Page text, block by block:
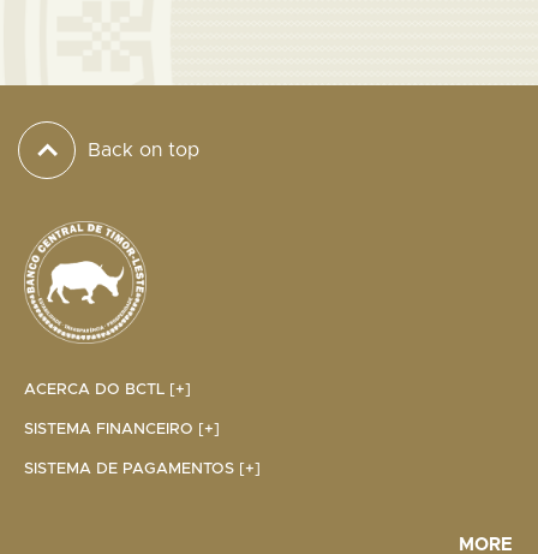
Back on top
ACERCA DO BCTL [+]
SISTEMA FINANCEIRO [+]
SISTEMA DE PAGAMENTOS [+]
MORE